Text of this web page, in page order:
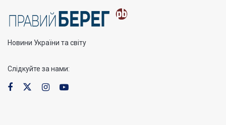
Новини України та світу
Слідкуйте за нами: